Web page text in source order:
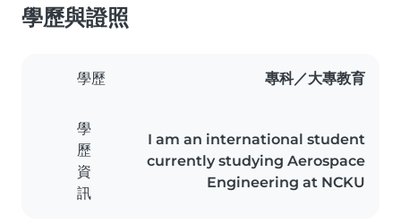
學歷與證照
學歷 專科／大專教育
學
歷
資
訊
I am an international student
currently studying Aerospace
Engineering at NCKU